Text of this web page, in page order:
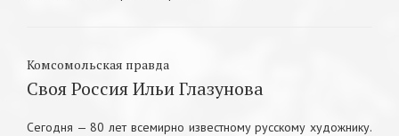
Комсомольская правда
Cвоя Россия Ильи Глазунова
Сегодня — 80 лет всемирно известному русскому художнику.